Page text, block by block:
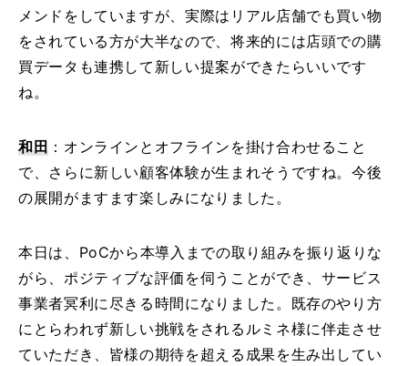
メンドをしていますが、実際はリアル店舗でも買い物
をされている方が大半なので、将来的には店頭での購
買データも連携して新しい提案ができたらいいです
ね。
和田 ：オンラインとオフラインを掛け合わせること
で、さらに新しい顧客体験が生まれそうですね。今後
の展開がますます楽しみになりました。
本日は、PoCから本導入までの取り組みを振り返りな
がら、ポジティブな評価を伺うことができ、サービス
事業者冥利に尽きる時間になりました。既存のやり方
にとらわれず新しい挑戦をされるルミネ様に伴走させ
ていただき、皆様の期待を超える成果を生み出してい